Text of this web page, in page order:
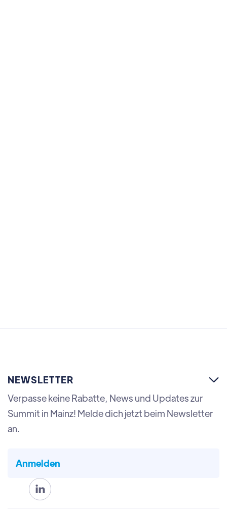
NEWSLETTER 
Verpasse keine Rabatte, News und Updates zur
Summit in Mainz! Melde dich jetzt beim Newsletter
an.
Anmelden
